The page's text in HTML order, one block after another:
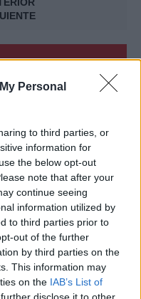
Personal
to third parties, or
information for
the below opt-out
note that after your
continue seeing
information utilized by
to third parties prior to
out of the further
by third parties on the
This information may
on the IAB’s List of
la